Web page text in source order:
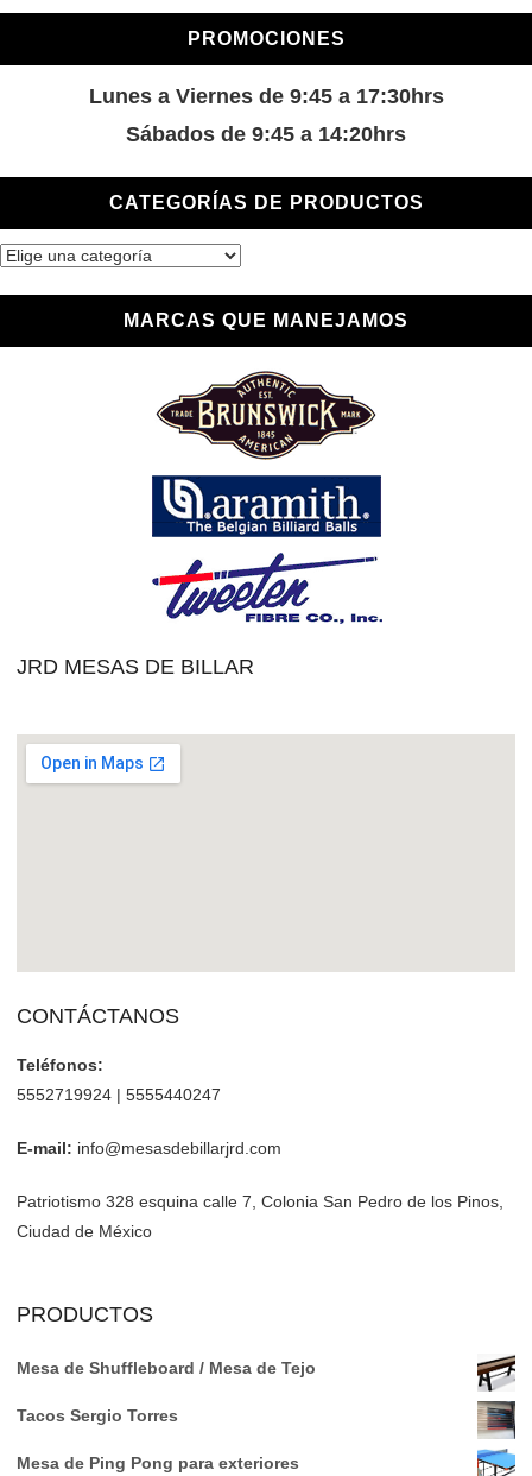
PROMOCIONES
Lunes a Viernes de 9:45 a 17:30hrs
Sábados de 9:45 a 14:20hrs
CATEGORÍAS DE PRODUCTOS
MARCAS QUE MANEJAMOS
JRD MESAS DE BILLAR
CONTÁCTANOS
Teléfonos:
5552719924 | 5555440247
E-mail: info@mesasdebillarjrd.com
Patriotismo 328 esquina calle 7, Colonia San Pedro de los Pinos,
Ciudad de México
PRODUCTOS
Mesa de Shuffleboard / Mesa de Tejo
Tacos Sergio Torres
Mesa de Ping Pong para exteriores